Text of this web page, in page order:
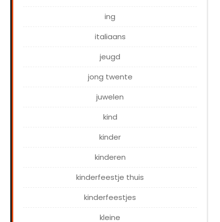
ing
italiaans
jeugd
jong twente
juwelen
kind
kinder
kinderen
kinderfeestje thuis
kinderfeestjes
kleine